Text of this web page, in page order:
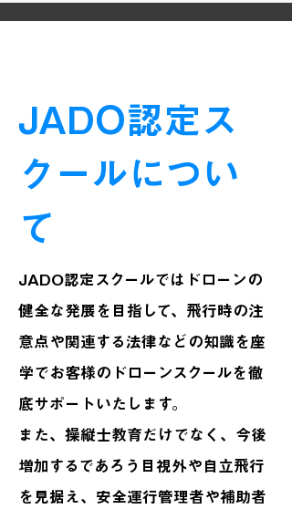
JADO認定ス
クールについ
て
JADO認定スクールではドローンの
健全な発展を目指して、飛行時の注
意点や関連する法律などの知識を座
学でお客様のドローンスクールを徹
底サポートいたします。
また、操縦士教育だけでなく、今後
増加するであろう目視外や自立飛行
を見据え、安全運行管理者や補助者